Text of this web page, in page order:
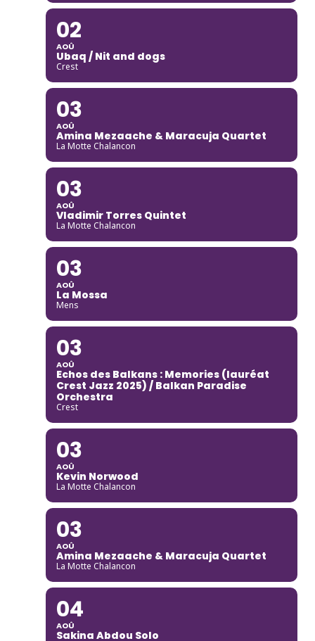
02
AOÛ
Ubaq / Nit and dogs
Crest
03
AOÛ
Amina Mezaache & Maracuja Quartet
La Motte Chalancon
03
AOÛ
Vladimir Torres Quintet
La Motte Chalancon
03
AOÛ
La Mossa
Mens
03
AOÛ
Echos des Balkans : Memories (lauréat
Crest Jazz 2025) / Balkan Paradise
Orchestra
Crest
03
AOÛ
Kevin Norwood
La Motte Chalancon
03
AOÛ
Amina Mezaache & Maracuja Quartet
La Motte Chalancon
04
AOÛ
Sakina Abdou Solo